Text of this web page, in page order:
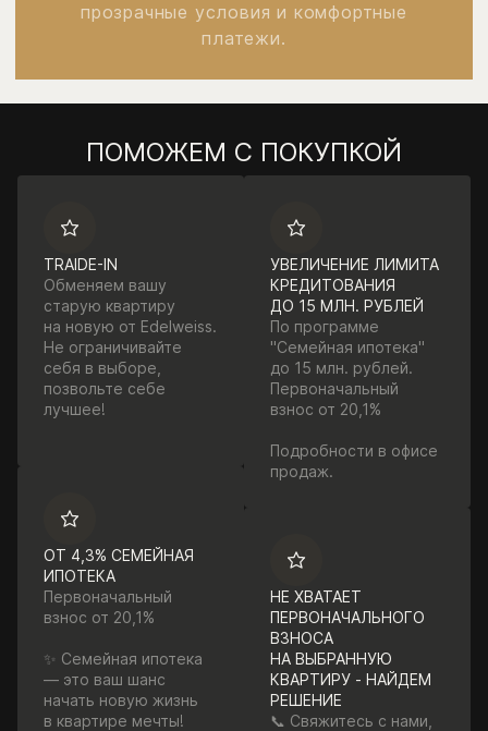
прозрачные условия и комфортные
платежи.
ПОМОЖЕМ С ПОКУПКОЙ
TRAIDE-IN
Обменяем вашу
старую квартиру
на новую от Edelweiss.
Не ограничивайте
себя в выборе,
позвольте себе
лучшее!
ОТ 4,3% СЕМЕЙНАЯ
ИПОТЕКА
Первоначальный
взнос от 20,1%
✨ Семейная ипотека
— это ваш шанс
начать новую жизнь
в квартире мечты!
УВЕЛИЧЕНИЕ ЛИМИТА
КРЕДИТОВАНИЯ
ДО 15 МЛН. РУБЛЕЙ
По программе
"Семейная ипотека"
до 15 млн. рублей.
Первоначальный
взнос от 20,1%
Подробности в офисе
продаж.
НЕ ХВАТАЕТ
ПЕРВОНАЧАЛЬНОГО
ВЗНОСА
НА ВЫБРАННУЮ
КВАРТИРУ - НАЙДЕМ
РЕШЕНИЕ
📞 Свяжитесь с нами,